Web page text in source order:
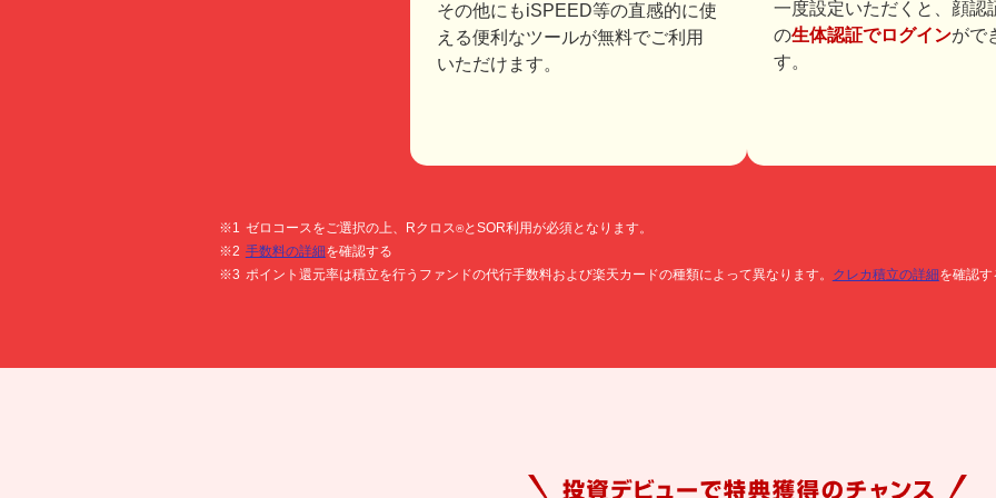
その他にもiSPEED等の直感的に使
える便利なツールが無料でご利用
いただけます。
一度設定いただくと、顔認
の生体認証でログインがで
す。
ゼロコースをご選択の上、Rクロス®とSOR利用が必須となります。
手数料の詳細を確認する
ポイント還元率は積立を行うファンドの代行手数料および楽天カードの種類によって異なります。 クレカ積立の詳細を確認す